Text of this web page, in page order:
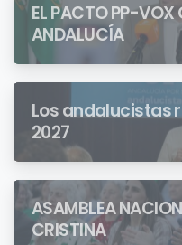
EL PACTO PP-VOX
ANDALUCÍA
Los andalucistas
2027
ASAMBLEA
CRISTINA